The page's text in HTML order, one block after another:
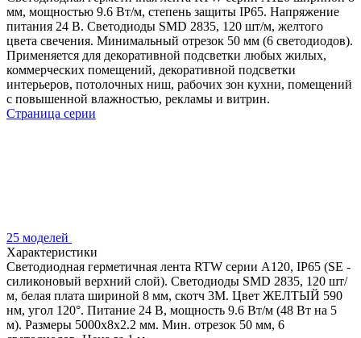
мм, мощностью 9.6 Вт/м, степень защиты IP65. Напряжение
питания 24 В. Светодиоды SMD 2835, 120 шт/м, желтого
цвета свечения. Минимальный отрезок 50 мм (6 светодиодов).
Применяется для декоративной подсветки любых жилых,
коммерческих помещений, декоративной подсветки
интерьеров, потолочных ниш, рабочих зон кухни, помещений
с повышенной влажностью, рекламы и витрин.
Страница серии
25 моделей
Характеристики
Светодиодная герметичная лента RTW серии A120, IP65 (SE -
силиконовый верхний слой). Светодиоды SMD 2835, 120 шт/
м, белая плата шириной 8 мм, скотч 3M. Цвет ЖЕЛТЫЙ 590
нм, угол 120°. Питание 24 В, мощность 9.6 Вт/м (48 Вт на 5
м). Размеры 5000x8x2.2 мм. Мин. отрезок 50 мм, 6